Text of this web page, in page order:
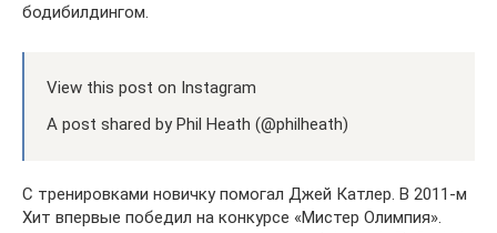
бодибилдингом.
View this post on Instagram
A post shared by Phil Heath (@philheath)
С тренировками новичку помогал Джей Катлер. В 2011-м
Хит впервые победил на конкурсе «Мистер Олимпия».